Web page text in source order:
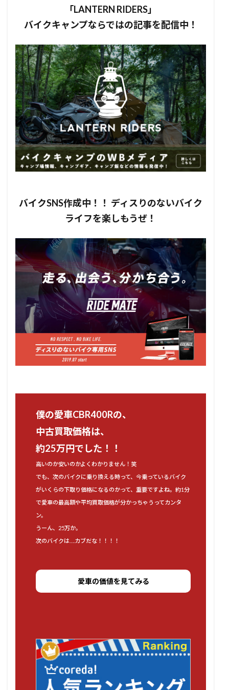
「LANTERN RIDERS」
バイクキャンプならではの記事を配信中！
バイクSNS作成中！！ ディスりのないバイク
ライフを楽しもうぜ！
僕の愛車CBR400Rの、
中古買取価格は、
約25万円でした！！
高いのか安いのかよくわかりません！笑
でも、次のバイクに乗り換える時って、今乗っているバイク
がいくらの下取り価格になるのかって、重要ですよね。約1分
で愛車の最高額や平均買取価格が分かっちゃうってカンタ
ン。
うーん、25万か。
次のバイクは….カブだな！！！！
愛車の価値を見てみる